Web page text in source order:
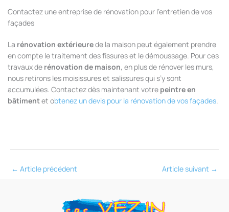
Contactez une entreprise de rénovation pour l’entretien de vos
façades
La rénovation extérieurede la maison peut également prendre
en compte le traitement des fissures et le démoussage. Pour ces
travaux de rénovation de maison, en plus de rénover les murs,
nous retirons les moisissures et salissures qui s’y sont
accumulées. Contactez dès maintenant votre peintre en
bâtimentet obtenez un devis pour la rénovation de vos façades
← Article précédent Article suivant →